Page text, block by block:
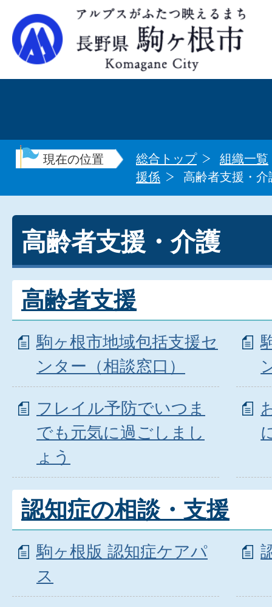
現在の位置 総合トップ
組織一覧
援係
高齢者支援・介
高齢者支援・介護
高齢者支援
駒ヶ根市地域包括支援セ
ンター（相談窓口）
フレイル予防でいつま
でも元気に過ごしまし
ょう
認知症の相談・支援
駒ヶ根版 認知症ケアパ
ス